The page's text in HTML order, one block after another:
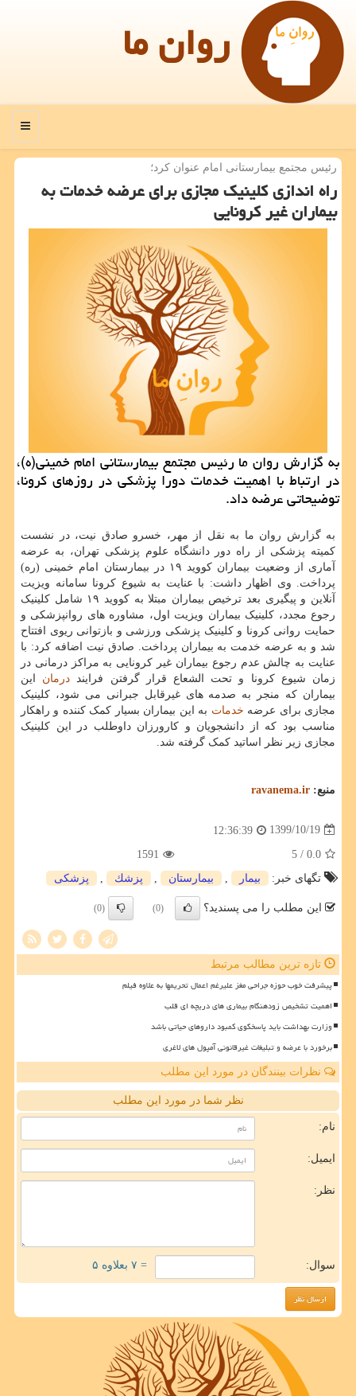
روان ما
منو
رئیس مجتمع بیمارستانی امام عنوان كرد؛
راه اندازی كلینیك مجازی برای عرضه خدمات به
بیماران غیر كرونایی
به گزارش روان ما رئیس مجتمع بیمارستانی امام خمینی(ه)،
در ارتباط با اهمیت خدمات دورا پزشکی در روزهای کرونا،
توضیحاتی عرضه داد.
به گزارش روان ما به نقل از مهر، خسرو صادق نیت، در نشست
کمیته پزشکی از راه دور دانشگاه علوم پزشکی تهران، به عرضه
آماری از وضعیت بیماران کووید ۱۹ در بیمارستان امام خمینی (ره)
پرداخت. وی اظهار داشت: با عنایت به شیوع کرونا سامانه ویزیت
آنلاین و پیگیری بعد ترخیص بیماران مبتلا به کووید ۱۹ شامل کلینیک
رجوع مجدد، کلینیک بیماران ویزیت اول، مشاوره های روانپزشکی و
حمایت روانی کرونا و کلینیک پزشکی ورزشی و بازتوانی ریوی افتتاح
شد و به عرضه خدمت به بیماران پرداخت. صادق نیت اضافه کرد: با
عنایت به چالش عدم رجوع بیماران غیر کرونایی به مراکز درمانی در
زمان شیوع کرونا و تحت الشعاع قرار گرفتن فرایند درمان این
بیماران که منجر به صدمه های غیرقابل جبرانی می شود، کلینیک
مجازی برای عرضه خدمات به این بیماران بسیار کمک کننده و راهکار
مناسب بود که از دانشجویان و کارورزان داوطلب در این کلینیک
مجازی زیر نظر اساتید کمک گرفته شد.
منبع: ravanema.ir
1399/10/19
12:36:39
0.0
/ 5
1591
تگهای خبر:
بیمار بیمارستان پزشك پزشكی
این مطلب را می پسندید؟ (0)
(0)
تازه ترین مطالب مرتبط
پیشرفت خوب حوزه جراحی مغز علیرغم اعمال تحریمها به علاوه فیلم
اهمیت تشخیص زودهنگام بیماری های دریچه ای قلب
وزارت بهداشت باید پاسخگوی کمبود داروهای حیاتی باشد
برخورد با عرضه و تبلیغات غیرقانونی آمپول های لاغری
نظرات بینندگان در مورد این مطلب
نظر شما در مورد این مطلب
نام:
ایمیل:
نظر:
سوال: = ۷ بعلاوه ۵